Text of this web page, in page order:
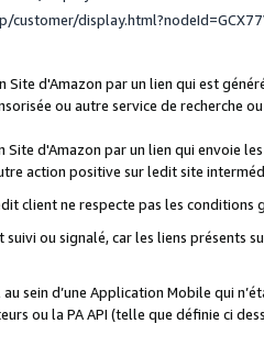
d'Amazon par un lien qui est
ou autre service de recherche
d'Amazon par un lien qui envoie
action positive sur ledit site
client ne respecte pas les conditions
ou signalé, car les liens présents
sein d’une Application Mobile qui
ou la PA API (telle que définie ci